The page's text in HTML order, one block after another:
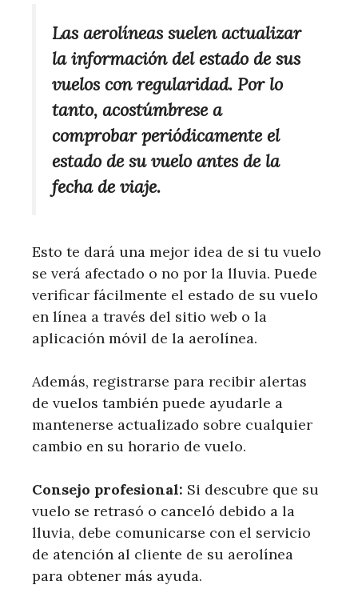
Las aerolíneas suelen actualizar
la información del estado de sus
vuelos con regularidad. Por lo
tanto, acostúmbrese a
comprobar periódicamente el
estado de su vuelo antes de la
fecha de viaje.
Esto te dará una mejor idea de si tu vuelo
se verá afectado o no por la lluvia. Puede
verificar fácilmente el estado de su vuelo
en línea a través del sitio web o la
aplicación móvil de la aerolínea.
Además, registrarse para recibir alertas
de vuelos también puede ayudarle a
mantenerse actualizado sobre cualquier
cambio en su horario de vuelo.
Consejo profesional: Si descubre que su
vuelo se retrasó o canceló debido a la
lluvia, debe comunicarse con el servicio
de atención al cliente de su aerolínea
para obtener más ayuda.